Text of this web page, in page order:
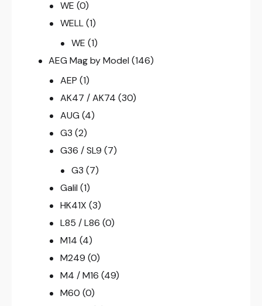
WE (0)
WELL (1)
WE (1)
AEG Mag by Model (146)
AEP (1)
AK47 / AK74 (30)
AUG (4)
G3 (2)
G36 / SL9 (7)
G3 (7)
Galil (1)
HK41X (3)
L85 / L86 (0)
M14 (4)
M249 (0)
M4 / M16 (49)
M60 (0)